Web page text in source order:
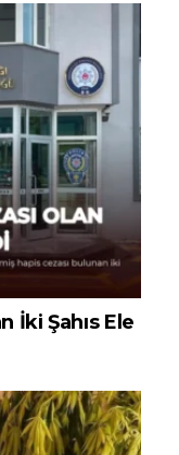
İki Şahıs Ele